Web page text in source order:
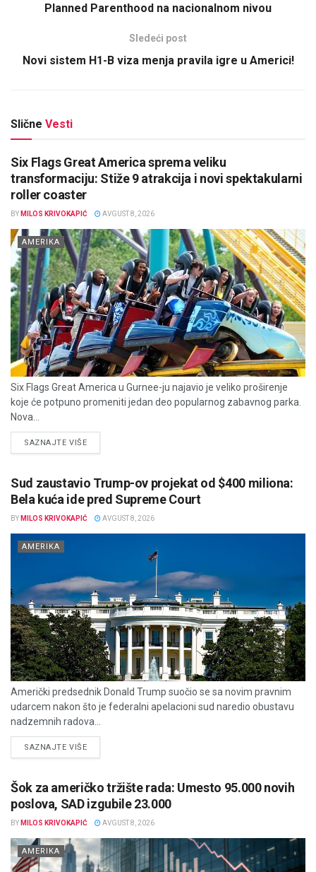
Planned Parenthood na nacionalnom nivou
Sledeći post
Novi sistem H1-B viza menja pravila igre u Americi!
Slične Vesti
Six Flags Great America sprema veliku
transformaciju: Stiže 9 atrakcija i novi spektakularni
roller coaster
BY MILOS KRIVOKAPIĆ AVGUST 8, 2026
AMERIKA
Six Flags Great America u Gurnee-ju najavio je veliko proširenje
koje će potpuno promeniti jedan deo popularnog zabavnog parka.
Nova...
SAZNAJTE VIŠEDETAILS
Sud zaustavio Trump-ov projekat od $400 miliona:
Bela kuća ide pred Supreme Court
BY MILOS KRIVOKAPIĆ AVGUST 8, 2026
AMERIKA
Američki predsednik Donald Trump suočio se sa novim pravnim
udarcem nakon što je federalni apelacioni sud naredio obustavu
nadzemnih radova...
SAZNAJTE VIŠEDETAILS
Šok za američko tržište rada: Umesto 95.000 novih
poslova, SAD izgubile 23.000
BY MILOS KRIVOKAPIĆ AVGUST 8, 2026
AMERIKA